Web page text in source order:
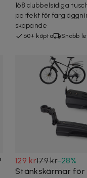
168 dubbelsidiga
perfekt för
skapande
60+ köpta Snabb
129 kr179 kr-28%
Stänkskärmar för